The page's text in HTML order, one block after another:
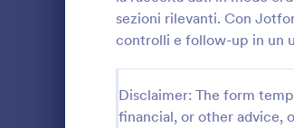
sezioni rilevanti. Con
controlli e follow-up in un
Disclaimer: The form
financial, or other advice,
Moduli di autorizzazione 117
Moduli per il Black Friday 4